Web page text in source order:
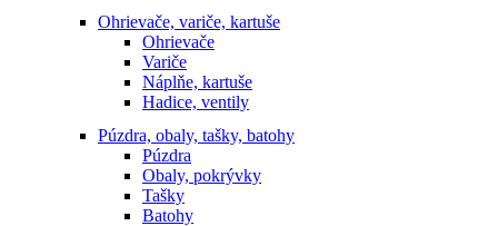
Ohrievače, variče, kartuše
Ohrievače
Variče
Náplňe, kartuše
Hadice, ventily
Púzdra, obaly, tašky, batohy
Púzdra
Obaly, pokrývky
Tašky
Batohy